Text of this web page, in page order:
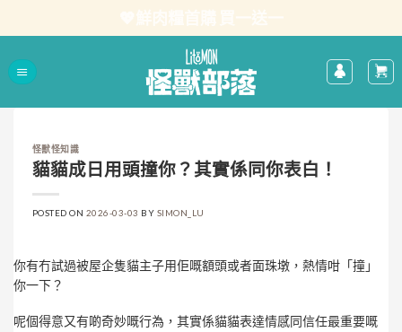
怪獸怪知識
貓貓成日用頭撞你？其實係同你表白！
POSTED ON 2026-03-03 BY SIMON_LU
你有冇試過被屋企隻貓主子用佢嘅額頭或者面珠墩，熱情咁「撞」
你一下？
呢個得意又有啲奇妙嘅行為，其實係貓貓表達情感同信任最重要嘅